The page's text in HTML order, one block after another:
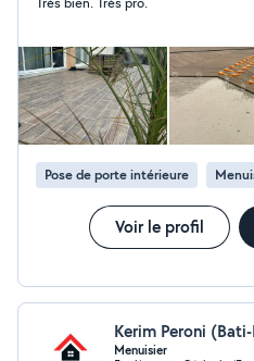
Pose de porte intérieure
Voir le profil
Kerim Peroni
Menuisier